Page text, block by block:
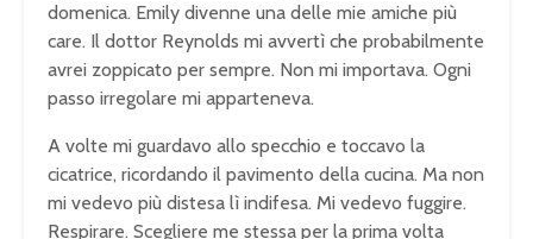
domenica. Emily divenne una delle mie amiche più
care. Il dottor Reynolds mi avvertì che probabilmente
avrei zoppicato per sempre. Non mi importava. Ogni
passo irregolare mi apparteneva.
A volte mi guardavo allo specchio e toccavo la
cicatrice, ricordando il pavimento della cucina. Ma non
mi vedevo più distesa lì indifesa. Mi vedevo fuggire.
Respirare. Scegliere me stessa per la prima volta